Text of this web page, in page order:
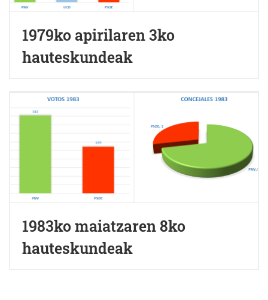
1979ko apirilaren 3ko
hauteskundeak
1983ko maiatzaren 8ko
hauteskundeak